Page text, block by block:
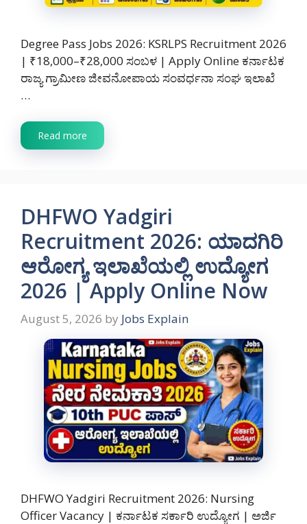
Degree Pass Jobs 2026: KSRLPS Recruitment 2026
| ₹18,000–₹28,000 ಸಂಬಳ | Apply Online ಕರ್ನಾಟಕ
ರಾಜ್ಯ ಗ್ರಾಮೀಣ ಜೀವನೋಪಾಯ ಸಂವರ್ಧನಾ ಸಂಘ ಇಲಾಖೆ
…
Read more
DHFWO Yadgiri
Recruitment 2026: ಯಾದಗಿರಿ
ಆರೋಗ್ಯ ಇಲಾಖೆಯಲ್ಲಿ ಉದ್ಯೋಗ
2026 | Apply Online Now
August 5, 2026 by Jobs Explain
DHFWO Yadgiri Recruitment 2026: Nursing
Officer Vacancy | ಕರ್ನಾಟಕ ಸರ್ಕಾರಿ ಉದ್ಯೋಗ | ಅರ್ಜಿ